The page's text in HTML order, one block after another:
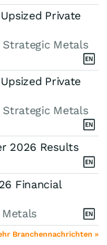
Private
Strategic Metals
Private
Strategic Metals
2026 Results
Financial
Branchennachrichten »